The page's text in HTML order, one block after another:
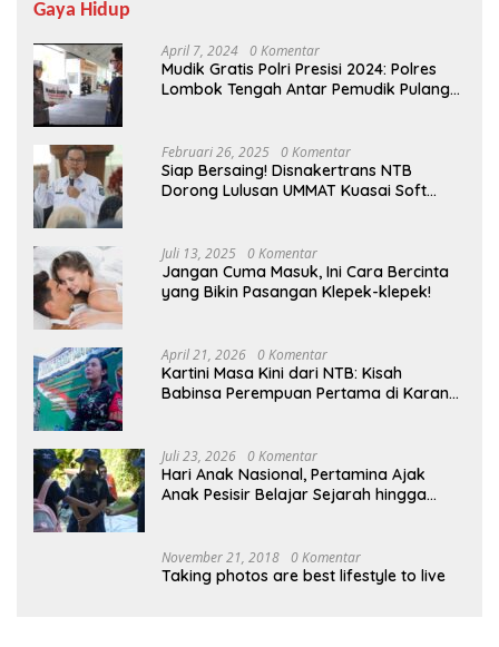
Gaya Hidup
April 7, 2024 0 Komentar
Mudik Gratis Polri Presisi 2024: Polres
Lombok Tengah Antar Pemudik Pulang
Februari 26, 2025 0 Komentar
Siap Bersaing! Disnakertrans NTB
Dorong Lulusan UMMAT Kuasai Soft
Juli 13, 2025 0 Komentar
Jangan Cuma Masuk, Ini Cara Bercinta
yang Bikin Pasangan Klepek-klepek!
April 21, 2026 0 Komentar
Kartini Masa Kini dari NTB: Kisah
Babinsa Perempuan Pertama di Karang
Juli 23, 2026 0 Komentar
Hari Anak Nasional, Pertamina Ajak
Anak Pesisir Belajar Sejarah hingga
November 21, 2018 0 Komentar
Taking photos are best lifestyle to live